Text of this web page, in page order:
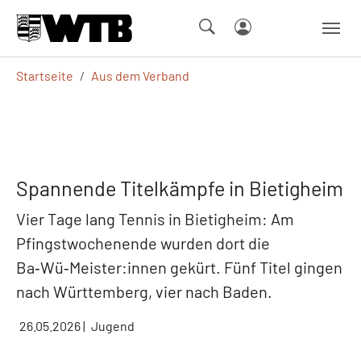
Startseite Aus dem Verband
Spannende Titelkämpfe in Bietigheim
Vier Tage lang Tennis in Bietigheim: Am
Pfingstwochenende wurden dort die
Ba‑Wü‑Meister:innen gekürt. Fünf Titel gingen
nach Württemberg, vier nach Baden.
26.05.2026| Jugend